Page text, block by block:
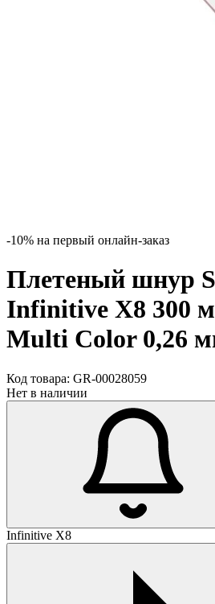
-10% на первый онлайн-заказ
Плетеный шнур
Infinitive X8 300
Multi Color 0,26
Код товара: GR-00028059
Нет в наличии
Infinitive X8